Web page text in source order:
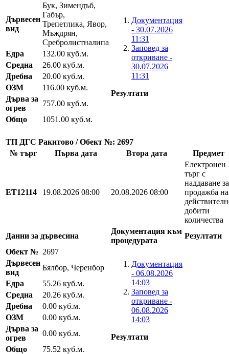
Документация
- 30.07.2026
11:31
Заповед за
откриване -
30.07.2026
11:31
Резултати
Дървесен
вид
Бук, Зимендъб,
Габър,
Трепетлика, Явор,
Мъждрян,
Сребролистналипа
Едра
132.00 куб.м.
Средна
26.00 куб.м.
Дребна
20.00 куб.м.
ОЗМ
116.00 куб.м.
Дърва за
огрев
757.00 куб.м.
Общо
1051.00 куб.м.
ТП ДГС Ракитово / Обект №: 2697
№ търг
Първа дата Втора дата Предмет
EТ12114 19.08.2026 08:00 20.08.2026 08:00
Електронен
търг с
наддаване за
продажба на
добити
количества
Данни за дървесина
Документация към
процедурата
Резултати
Обект № 2697
Документация
- 06.08.2026
14:03
Заповед за
откриване -
06.08.2026
14:03
Резултати
Дървесен
вид
Бялбор, Черенбор
Едра
55.26 куб.м.
Средна
20.26 куб.м.
Дребна
0.00 куб.м.
ОЗМ
0.00 куб.м.
Дърва за
огрев
0.00 куб.м.
Общо
75.52 куб.м.